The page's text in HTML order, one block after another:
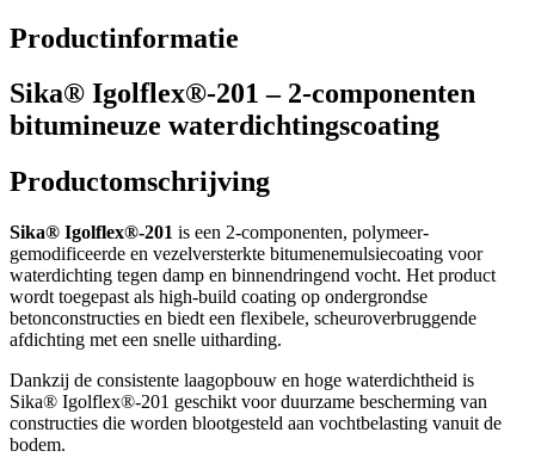
Productinformatie
Sika® Igolflex®-201 – 2-componenten
bitumineuze waterdichtingscoating
Productomschrijving
Sika® Igolflex®-201 is een 2-componenten, polymeer-
gemodificeerde en vezelversterkte bitumenemulsiecoating voor
waterdichting tegen damp en binnendringend vocht. Het product
wordt toegepast als high-build coating op ondergrondse
betonconstructies en biedt een flexibele, scheuroverbruggende
afdichting met een snelle uitharding.
Dankzij de consistente laagopbouw en hoge waterdichtheid is
Sika® Igolflex®-201 geschikt voor duurzame bescherming van
constructies die worden blootgesteld aan vochtbelasting vanuit de
bodem.